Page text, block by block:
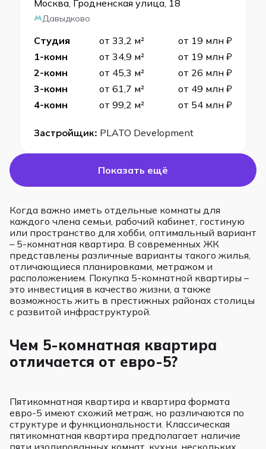
Москва, Гродненская улица, 18
Давыдково
Студия от 33,2 м²
от 19 млн ₽
1-комн
от 34,9 м²
от 19 млн ₽
2-комн
от 45,3 м²
от 26 млн ₽
3-комн
от 61,7 м²
от 49 млн ₽
4-комн
от 99,2 м² от 54 млн ₽
Застройщик: PLATO Development
Показать ещё
Когда важно иметь отдельные комнаты для
каждого члена семьи, рабочий кабинет, гостиную
или пространство для хобби, оптимальный вариант
– 5-комнатная квартира. В современных ЖК
представлены различные варианты такого жилья,
отличающиеся планировками, метражом и
расположением. Покупка 5-комнатной квартиры –
это инвестиция в качество жизни, а также
возможность жить в престижных районах столицы
с развитой инфраструктурой.
Чем 5-комнатная квартира
отличается от евро-5?
Пятикомнатная квартира и квартира формата
евро-5 имеют схожий метраж, но различаются по
структуре и функциональности. Классическая
пятикомнатная квартира предполагает наличие
пяти изолированных комнат, кухни, нескольких